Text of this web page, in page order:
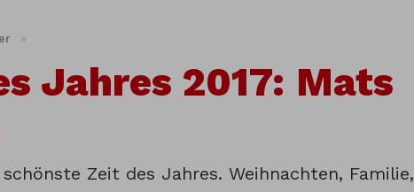
»
Jahres 2017: Mats
Zeit des Jahres. Weihnachten, Familie,